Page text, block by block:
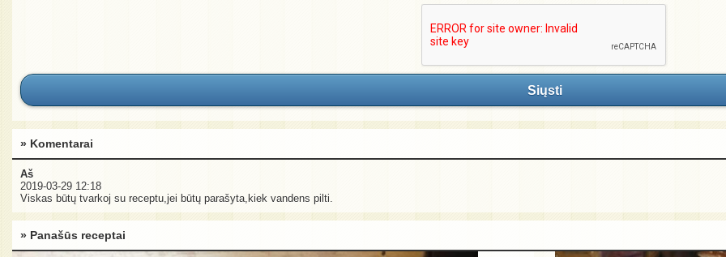
Siųsti
» Komentarai
Aš
2019-03-29 12:18
Viskas būtų tvarkoj su receptu,jei būtų parašyta,kiek vandens pilti.
» Panašūs receptai